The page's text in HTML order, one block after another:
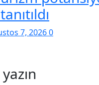
7, 20260